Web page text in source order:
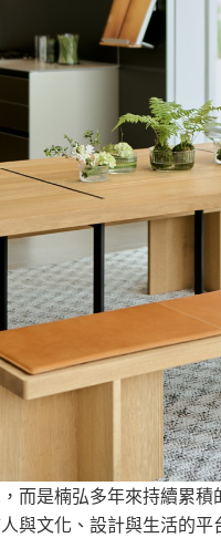
而是楠弘多年來持續累
與文化、設計與生活的